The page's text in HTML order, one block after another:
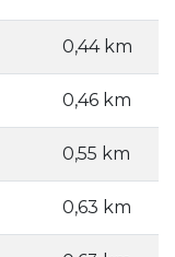
0,44 km
0,46 km
0,55 km
0,63 km